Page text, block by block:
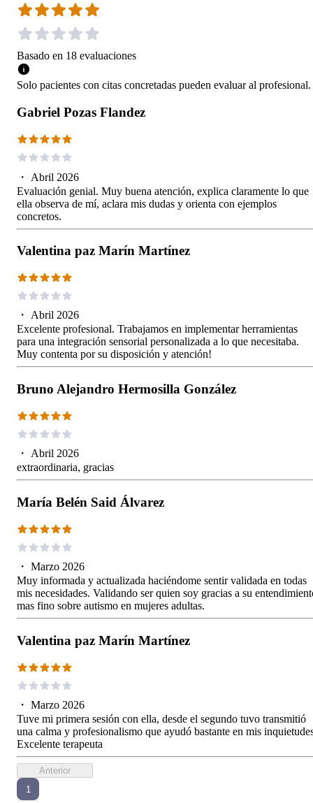
Basado en 18 evaluaciones
Solo pacientes con citas concretadas pueden evaluar al profesional.
Gabriel Pozas Flandez
・ Abril 2026
Evaluación genial. Muy buena atención, explica claramente lo que
ella observa de mí, aclara mis dudas y orienta con ejemplos
concretos.
Valentina paz Marín Martínez
・ Abril 2026
Excelente profesional. Trabajamos en implementar herramientas
para una integración sensorial personalizada a lo que necesitaba.
Muy contenta por su disposición y atención!
Bruno Alejandro Hermosilla González
・ Abril 2026
extraordinaria, gracias
María Belén Said Álvarez
・ Marzo 2026
Muy informada y actualizada haciéndome sentir validada en todas
mis necesidades. Validando ser quien soy gracias a su
mas fino sobre autismo en mujeres adultas.
Valentina paz Marín Martínez
・ Marzo 2026
Tuve mi primera sesión con ella, desde el segundo tuvo transmitió
una calma y profesionalismo que ayudó bastante en mis
Excelente terapeuta
Anterior
1